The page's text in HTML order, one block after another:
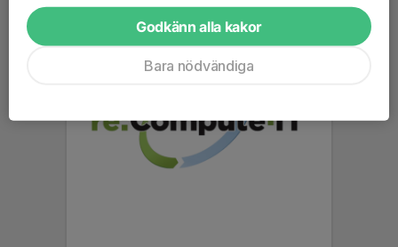
Godkänn alla kakor
Bara nödvändiga